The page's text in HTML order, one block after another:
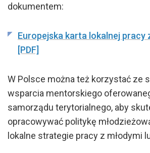
dokumentem:
Europejska karta lokalnej pracy
[PDF]
W Polsce można też korzystać ze
wsparcia mentorskiego
samorządu terytorialnego, aby
opracowywać politykę
lokalne strategie pracy z młodymi